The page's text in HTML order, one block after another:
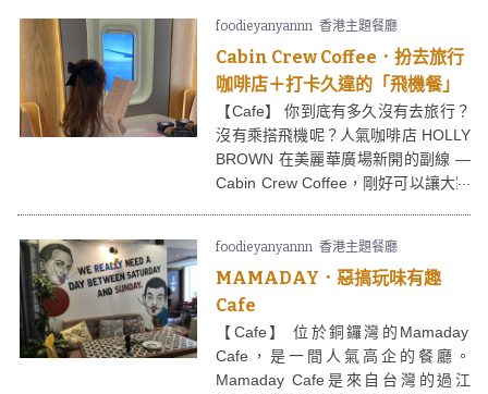
貝果漢堡和甜貝果可選，所有食物都
不含雞蛋和奶製品，真正全植物性製
作，純素人士也可以安心食用。
foodieyanyannn 香港主題餐廳
Cabin Crew Coffee．扮去旅行
咖啡店＋打卡久違的「飛機餐」
【Cafe】 你到底有多久沒有去旅行？
沒有乘搭飛機呢？人氣咖啡店 HOLLY
BROWN 在美麗華廣場新開的副線 —
Cabin Crew Coffee，剛好可以讓大家
打卡位，當然不少得「飛機餐」啦！
foodieyanyannn 香港主題餐廳
MAMADAY．惡搞玩味有趣
Cafe
【Cafe】 位於銅鑼灣的Mamaday
Cafe，是一間人氣高企的餐廳。
Mamaday Cafe是來自台灣的過江